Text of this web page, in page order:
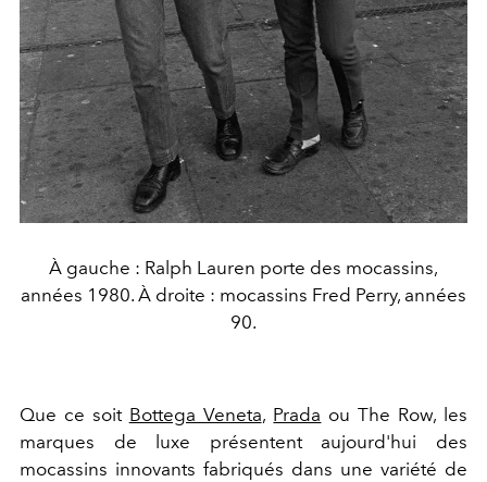
À gauche : Ralph Lauren porte des mocassins,
années 1980. À droite : mocassins Fred Perry, années
90.
Que ce soit Bottega Veneta, Prada ouThe Row, les
marques de luxe présentent aujourd'hui des
mocassins innovants fabriqués dans une variété de